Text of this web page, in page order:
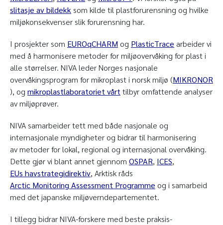
slitasje av bildekk som kilde til plastforurensning og hvilke
miljøkonsekvenser slik forurensning har.
I prosjekter som EUROqCHARM og PlasticTrace arbeider vi
med å harmonisere metoder for miljøovervåking for plast i
alle størrelser. NIVA leder Norges nasjonale
overvåkingsprogram for mikroplast i norsk miljø (MIKRONOR
), og mikroplastlaboratoriet vårttilbyr omfattende analyser
av miljøprøver.
NIVA samarbeider tett med både nasjonale og
internasjonale myndigheter og bidrar til harmonisering
av metoder for lokal, regional og internasjonal overvåking.
Dette gjør vi blant annet gjennom OSPAR, ICES,
EUs havstrategidirektiv, Arktisk råds
Arctic Monitoring Assessment Programme og i samarbeid
med det japanske miljøverndepartementet.
I tillegg bidrar NIVA-forskere med beste praksis-